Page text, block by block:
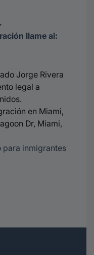
llame al:
Jorge Rivera
legal a
en Miami,
Dr, Miami,
para inmigrantes